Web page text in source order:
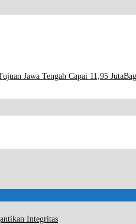
Jawa Tengah Capai 11,95 Juta
Integritas